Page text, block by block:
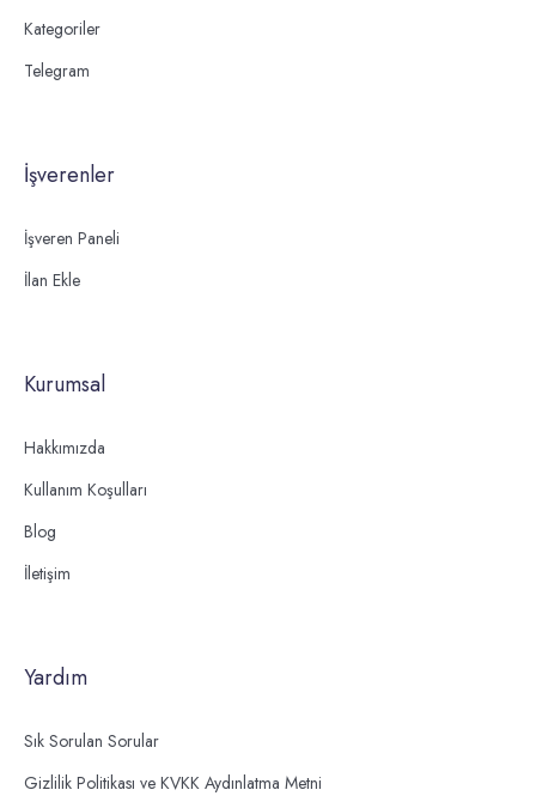
Kategoriler
Telegram
İşverenler
İşveren Paneli
İlan Ekle
Kurumsal
Hakkımızda
Kullanım Koşulları
Blog
İletişim
Yardım
Sık Sorulan Sorular
Gizlilik Politikası ve KVKK Aydınlatma Metni